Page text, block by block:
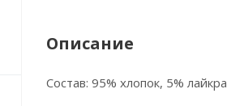
Описание
Состав: 95% хлопок, 5% лайкра